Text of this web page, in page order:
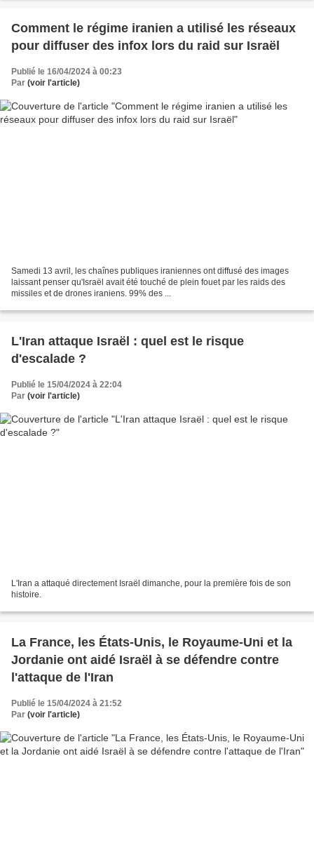
Comment le régime iranien a utilisé les réseaux
pour diffuser des infox lors du raid sur Israël
Publié le 16/04/2024 à 00:23
Par (voir l'article)
Samedi 13 avril, les chaînes publiques iraniennes ont diffusé des images
laissant penser qu'Israël avait été touché de plein fouet par les raids des
missiles et de drones iraniens. 99% des ...
L'Iran attaque Israël : quel est le risque
d'escalade ?
Publié le 15/04/2024 à 22:04
Par (voir l'article)
L'Iran a attaqué directement Israël dimanche, pour la première fois de son
histoire.
La France, les États-Unis, le Royaume-Uni et la
Jordanie ont aidé Israël à se défendre contre
l'attaque de l'Iran
Publié le 15/04/2024 à 21:52
Par (voir l'article)